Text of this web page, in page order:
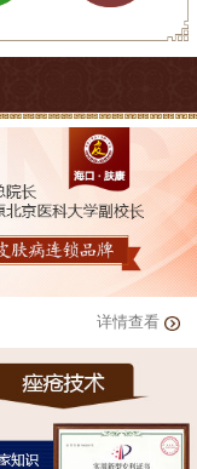
详情查看